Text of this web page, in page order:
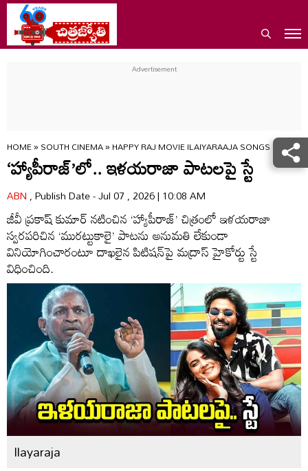
HOME»SOUTH CINEMA»HAPPY RAJ MOVIE ILAIYARAAJA SONGS
‘హ్యాపీరాజ్‌’లో.. ఇళయరాజా పాటలపై స్టే
ABN, Publish Date - Jul 07 , 2026 | 10:08 AM
జీవీ ప్రకాష్‌ కుమార్‌ నటించిన ‘హ్యాపీరాజ్‌’ చిత్రంలో ఇళయరాజా
స్వరపరిచిన ‘మురట్టుకాలై’ పాటను అనుమతి లేకుండా
వినియోగించారంటూ దాఖలైన పిటిషన్‌పై మద్రాస్‌ హైకోర్టు స్టే
విధించింది.
Ilayaraja